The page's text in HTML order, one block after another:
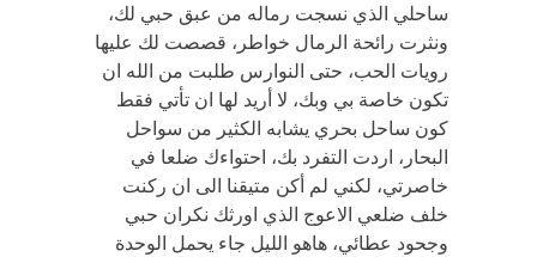
ساحلي الذي نسجت رماله من عبق حبي لك،
ونثرت رائحة الرمال خواطر، قصصت لك عليها
رويات الحب، حتى النوارس طلبت من الله ان
تكون خاصة بي وبك، لا أريد لها ان تأتي فقط
كون ساحل بحري يشابه الكثير من سواحل
البحار، اردت التفرد بك، احتواءك ضلعا في
خاصرتي، لكني لم أكن متيقنا الى ان ركنت
خلف ضلعي الاعوج الذي اورثك نكران حبي
وجحود عطائي، هاهو الليل جاء يحمل الوحدة